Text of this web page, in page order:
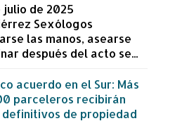
julio de 2025
Sexólogos
las manos, asearse
después del acto se...
acuerdo en el Sur: Más
parceleros recibirán
de propiedad